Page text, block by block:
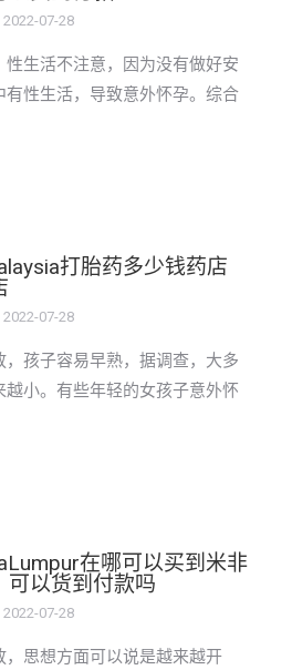
2022-07-28
性生活不注意，因为没有做好安
性生活，导致意外怀孕。综合
打胎药多少钱药店
2022-07-28
孩子容易早熟，据调查，大多
小。有些年轻的女孩子意外怀
在哪可以买到米非
可以货到付款吗
2022-07-28
，思想方面可以说是越来越开